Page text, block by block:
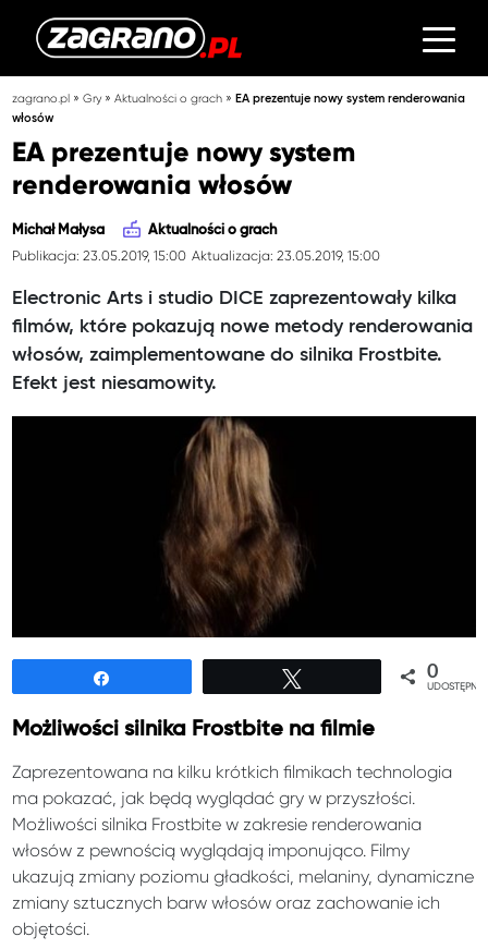
zagrano.pl »Gry»Aktualności o grach »EA prezentuje nowy system renderowania
włosów
EA prezentuje nowy system
renderowania włosów
Michał Małysa Aktualności o grach
Publikacja: 23.05.2019, 15:00 Aktualizacja: 23.05.2019, 15:00
Electronic Arts i studio DICE zaprezentowały kilka
filmów, które pokazują nowe metody renderowania
włosów, zaimplementowane do silnika Frostbite.
Efekt jest niesamowity.
0
Możliwości silnika Frostbite na filmie
Zaprezentowana na kilku krótkich filmikach technologia
ma pokazać, jak będą wyglądać gry w przyszłości.
Możliwości silnika Frostbite w zakresie renderowania
włosów z pewnością wyglądają imponująco. Filmy
ukazują zmiany poziomu gładkości, melaniny, dynamiczne
zmiany sztucznych barw włosów oraz zachowanie ich
objętości.